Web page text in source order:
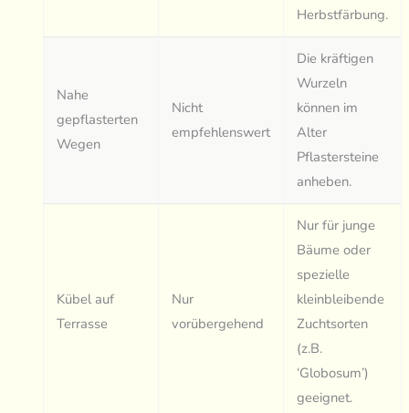
Herbstfärbung.
Nahe
gepflasterten
Wegen
Nicht
empfehlenswert
Die kräftigen
Wurzeln
können im
Alter
Pflastersteine
anheben.
Kübel auf
Terrasse
Nur
vorübergehend
Nur für junge
Bäume oder
spezielle
kleinbleibende
Zuchtsorten
(z.B.
‘Globosum’)
geeignet.